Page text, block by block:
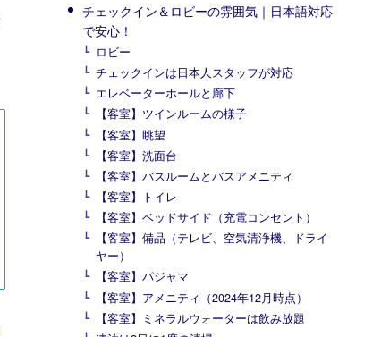
チェックイン＆ロビーの雰囲気｜日本語対応
で安心！
ロビー
チェックインは日本人スタッフが対応
エレベーターホールと廊下
【客室】ツインルームの様子
【客室】眺望
【客室】洗面台
【客室】バスルームとバスアメニティ
【客室】トイレ
【客室】ベッドサイド（充電コンセント）
【客室】備品（テレビ、空気清浄機、ドライ
ヤー）
【客室】パジャマ
【客室】アメニティ（2024年12月時点）
【客室】ミネラルウォーターは飲み放題